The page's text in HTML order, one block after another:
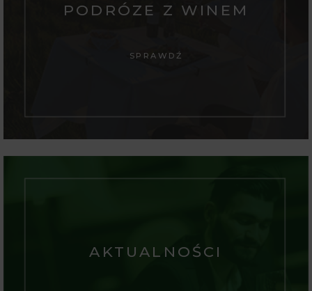
PODRÓZE Z WINEM
SPRAWDŹ
AKTUALNOŚCI